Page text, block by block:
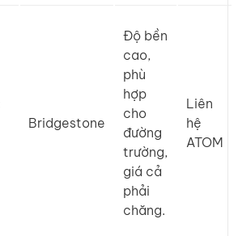
Bridgestone
Độ bền
cao,
phù
hợp
cho
đường
trường,
giá cả
phải
chăng.
Liên
hệ
ATOM